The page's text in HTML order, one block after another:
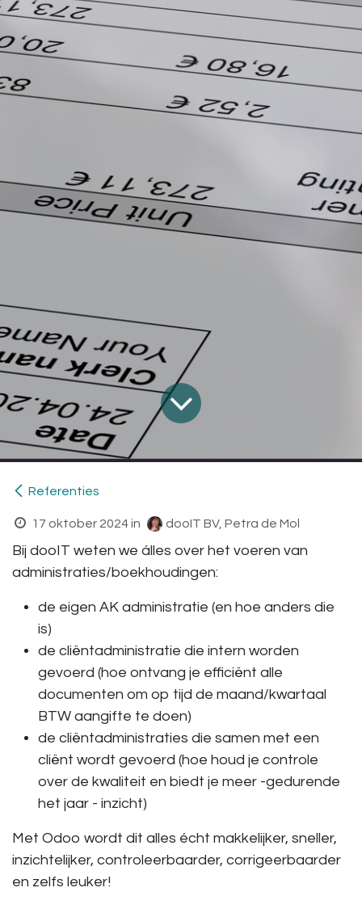
Referenties
17 oktober 2024 in dooIT BV, Petra de Mol
Bij dooIT weten we álles over het voeren van
administraties/boekhoudingen:
de eigen AK administratie (en hoe anders die
is)
de cliëntadministratie die intern worden
gevoerd (hoe ontvang je efficiënt alle
documenten om op tijd de maand/kwartaal
BTW aangifte te doen)
de cliëntadministraties die samen met een
cliënt wordt gevoerd (hoe houd je controle
over de kwaliteit en biedt je meer -gedurende
het jaar - inzicht)
Met Odoo wordt dit alles écht makkelijker, sneller,
inzichtelijker, controleerbaarder, corrigeerbaarder
en zelfs leuker!